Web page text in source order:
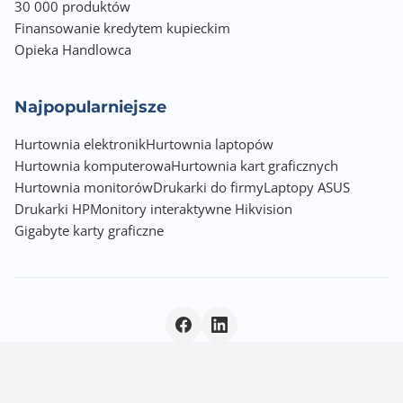
30 000 produktów
Finansowanie kredytem kupieckim
Opieka Handlowca
Najpopularniejsze
Hurtownia elektronikHurtownia laptopów
Hurtownia komputerowaHurtownia kart graficznych
Hurtownia monitorówDrukarki do firmyLaptopy ASUS
Drukarki HPMonitory interaktywne Hikvision
Gigabyte karty graficzne